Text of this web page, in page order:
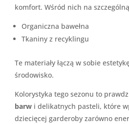
komfort. Wśród nich na
Organiczna bawełna
Tkaniny z recyklingu
Te materiały łączą w sobie
środowisko.
Kolorystyka tego sezonu to
barw i delikatnych pasteli, które
dziecięcej garderoby zarówno